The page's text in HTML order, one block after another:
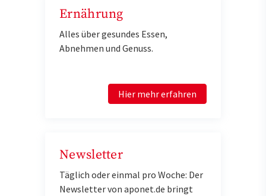
Ernährung
Alles über gesundes Essen,
Abnehmen und Genuss.
Hier mehr erfahren
Newsletter
Täglich oder einmal pro Woche: Der
Newsletter von aponet.de bringt